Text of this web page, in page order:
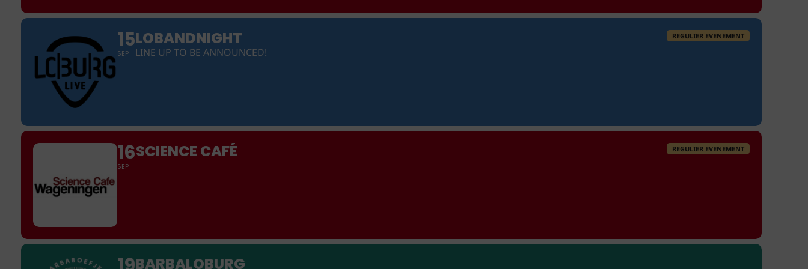
15
SEP
LOBANDNIGHT
LINE UP TO BE ANNOUNCED!
REGULIER EVENEMENT
16
SEP
SCIENCE CAFÉ REGULIER EVENEMENT
BARBALOBURG